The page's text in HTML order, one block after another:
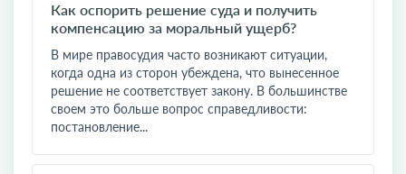
Как оспорить решение суда и получить
компенсацию за моральный ущерб?
​В мире правосудия часто возникают ситуации,
когда одна из сторон убеждена, что вынесенное
решение не соответствует закону. В большинстве
своем это больше вопрос справедливости:
постановление...